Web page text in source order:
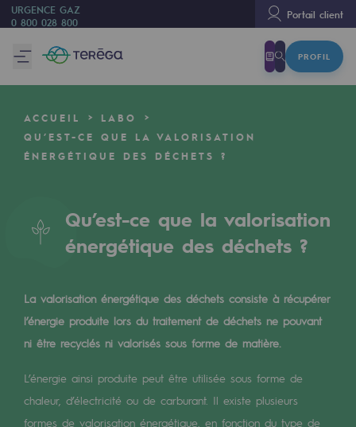
URGENCE GAZ
0 800 028 800
Portail client
PROFIL
Nous sommes
80 ans d'histoire
Teréga
Accélérateur de la transition énergétique
Un réseau local et européen
Une organisation adaptative et ouverte
Une organisation adaptative et
Transversalité et Collaboratif
Notre culture et nos valeurs
ACCUEIL
LABO
QU’EST-CE QUE LA VALORISATION
ÉNERGÉTIQUE DES DÉCHETS ?
Qu’est-ce que la valorisation
énergétique des déchets ?
La valorisation énergétique des déchets consiste à récupérer
l’énergie produite lors du traitement de déchets ne pouvant
ni être recyclés ni valorisés sous forme de matière.
L’énergie ainsi produite peut être utilisée sous forme de
chaleur, d’électricité ou de carburant. Il existe plusieurs
formes de valorisation énergétique, en fonction du type de